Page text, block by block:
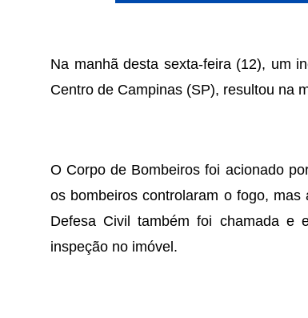
Na manhã desta sexta-feira (12), um
Centro de Campinas (SP), resultou na
O Corpo de Bombeiros foi acionado
os bombeiros controlaram o fogo,
Defesa Civil também foi chamada e
inspeção no imóvel.